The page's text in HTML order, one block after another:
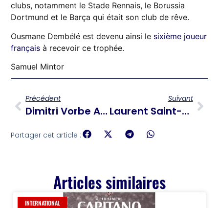
clubs, notamment le Stade Rennais, le Borussia
Dortmund et le Barça qui était son club de rêve.
Ousmane Dembélé est devenu ainsi le sixième joueur
français à recevoir ce trophée.
Samuel Mintor
Précédent
Dimitri Vorbe Arrêté Aux États-Unis Par La Homeland Security Investigations
Suivant
Laurent Saint-Cyr Intensifie Ses Actions Diplomatiques À New York
Partager cet article :
Articles similaires
INTERNATIONAL